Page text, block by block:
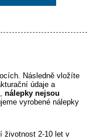
Následně vložíte
údaje a
nálepky nejsou
vyrobené nálepky
životnost 2-10 let v